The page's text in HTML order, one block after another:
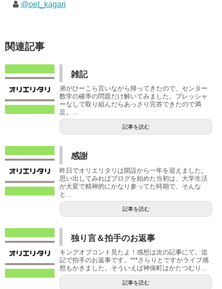
@oet_kagari
関連記事
雑記
弟がひーこら言いながら帰ってきたので、センター
数学の確率の問題だけ解いてみました。プレッシャ
ーなしで取り組んだらあっさり完答できたので満
足。...
記事を読む
感謝
昨日でオリエリタリは開設から一年を迎えました。
思い出してみればブログを始めた当初は、大学生活
が大変で精神的にかなり参ってた時期で、そんな
と...
記事を読む
独り言＆拍手のお返事
キングオブコント見たよ！感想は次の記事にて。追
記で拍手のお返事です。***さらりとですがライブ感
想もかきました。そういえば神保町はかたつむり...
記事を読む